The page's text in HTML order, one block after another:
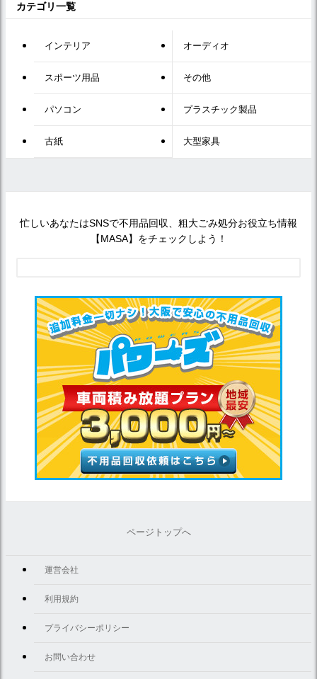
カテゴリ一覧
インテリア オーディオ
スポーツ用品 その他
パソコン プラスチック製品
古紙 大型家具
忙しいあなたはSNSで不用品回収、粗大ごみ処分お役立ち情報
【MASA】をチェックしよう！
ページトップへ
運営会社
利用規約
プライバシーポリシー
お問い合わせ